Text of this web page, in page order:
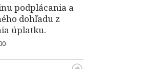
podplácania a
dohľadu z
úplatku.